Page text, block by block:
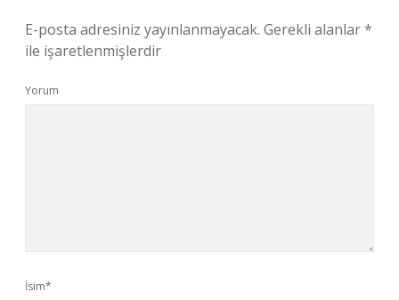
E-posta adresiniz yayınlanmayacak. Gerekli alanlar*
ile işaretlenmişlerdir
Yorum
İsim*